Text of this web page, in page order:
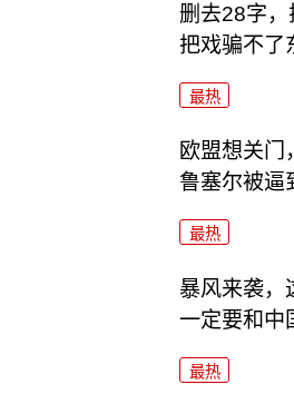
删去28字，
把戏骗不了
最热
欧盟想关门
鲁塞尔被逼
最热
暴风来袭，
一定要和中
最热